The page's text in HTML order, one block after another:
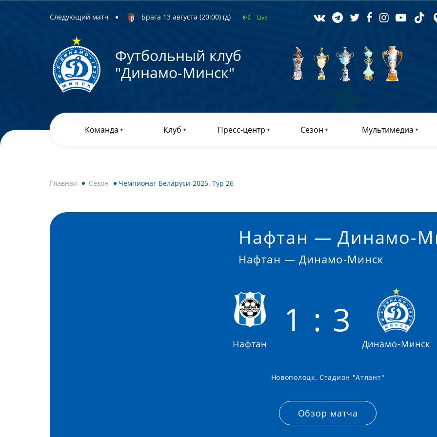
Следующий матч Брага 13 августа (20:00) (д) Live
Футбольный клуб
"Динамо-Минск"
Команда Клуб Пресс-центр Сезон Мультимедиа
Главная Сезон Чемпионат Беларуси-2025. Тур 26
Нафтан — Динамо-
Нафтан — Динамо-Минск
Нафтан
1 : 3
Динамо-Минск
Новополоцк. Стадион "Атлант"
Обзор матча